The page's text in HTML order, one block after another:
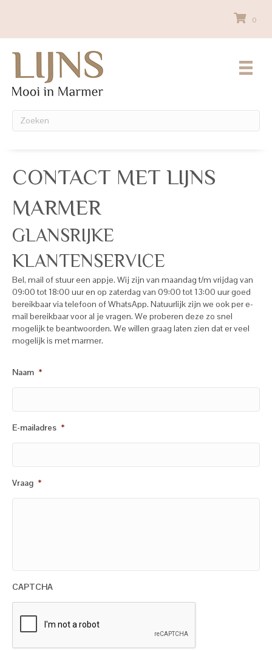
0
CONTACT MET LIJNS
MARMER
GLANSRIJKE
KLANTENSERVICE
Bel, mail of stuur een appje. Wij zijn van maandag t/m vrijdag van
09:00 tot 18:00 uur en op zaterdag van 09:00 tot 13:00 uur goed
bereikbaar via telefoon of WhatsApp. Natuurlijk zijn we ook per e-
mail bereikbaar voor al je vragen. We proberen deze zo snel
mogelijk te beantwoorden. We willen graag laten zien dat er veel
mogelijk is met marmer.
Naam *
E-mailadres *
Vraag *
CAPTCHA